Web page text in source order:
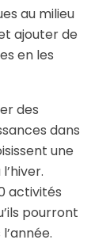
au milieu
ajouter de
en les
des
dans
une
activités
pourront